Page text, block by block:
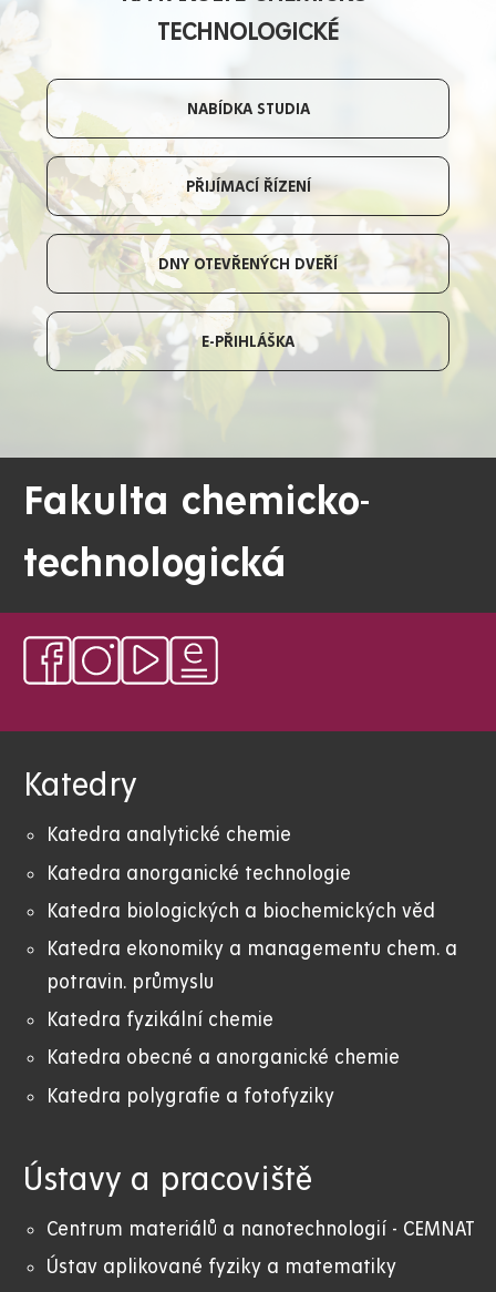
TECHNOLOGICKÉ
NABÍDKA STUDIA
PŘIJÍMACÍ ŘÍZENÍ
DNY OTEVŘENÝCH DVEŘÍ
E-PŘIHLÁŠKA
Fakulta chemicko-
technologická
Katedry
Katedra analytické chemie
Katedra anorganické technologie
Katedra biologických a biochemických věd
Katedra ekonomiky a managementu chem. a
potravin. průmyslu
Katedra fyzikální chemie
Katedra obecné a anorganické chemie
Katedra polygrafie a fotofyziky
Ústavy a pracoviště
Centrum materiálů a nanotechnologií - CEMNAT
Ústav aplikované fyziky a matematiky